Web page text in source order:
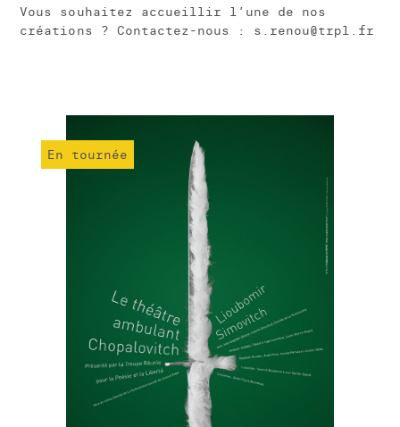
Vous souhaitez accueillir l’une de nos
créations ? Contactez-nous : s.renou@trpl.fr